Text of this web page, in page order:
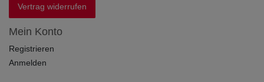
Vertrag widerrufen
Mein Konto
Registrieren
Anmelden